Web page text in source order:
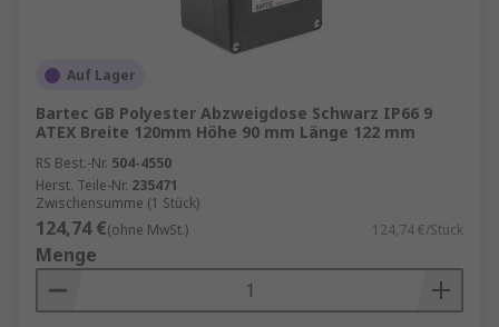
Auf Lager
Bartec GB Polyester Abzweigdose Schwarz IP66 9
ATEX Breite 120mm Höhe 90 mm Länge 122 mm
RS Best.-Nr. 504-4550
Herst. Teile-Nr. 235471
Zwischensumme (1 Stück)
124,74 €(ohne MwSt.) 124,74 €/Stück
Menge